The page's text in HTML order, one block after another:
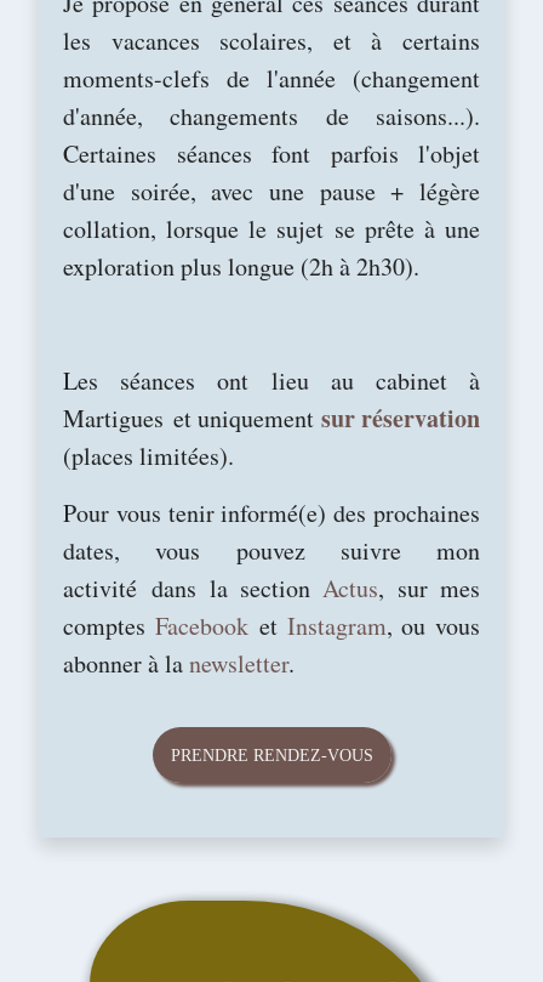
les vacances scolaires, et à certains
moments-clefs de l'année (changement
d'année, changements de saisons...).
Certaines séances font parfois l'objet
d'une soirée, avec une pause + légère
collation, lorsque le sujet se prête à une
exploration plus longue (2h à 2h30).
Les séances ont lieu au cabinet à
Martigues et uniquement sur réservation
(places limitées).
Pour vous tenir informé(e) des prochaines
dates, vous pouvez suivre mon
activitédans la sectionActus, sur mes
comptes Facebooket Instagram, ou vous
abonner à lanewsletter.
PRENDRE RENDEZ-VOUS